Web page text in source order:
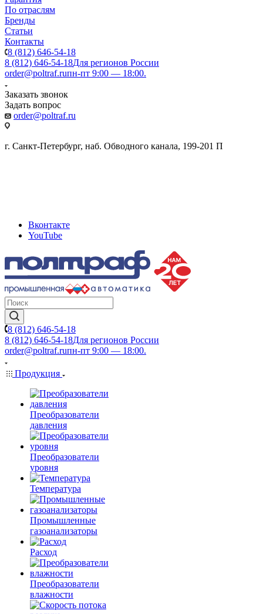
По отраслям
Бренды
Статьи
Контакты
8 (812) 646-54-18
8 (812) 646-54-18Для регионов России
order@poltraf.ruпн-пт 9:00 — 18:00.
Заказать звонок
Задать вопрос
order@poltraf.ru
г. Санкт-Петербург, наб. Обводного канала, 199-201 П
Вконтакте
YouTube
8 (812) 646-54-18
8 (812) 646-54-18Для регионов России
order@poltraf.ruпн-пт 9:00 — 18:00.
Продукция
Преобразователи
давления
Преобразователи
уровня
Температура
Промышленные
газоанализаторы
Расход
Преобразователи
влажности